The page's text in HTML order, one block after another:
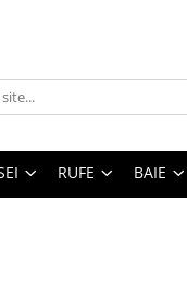
RUFE BAIE